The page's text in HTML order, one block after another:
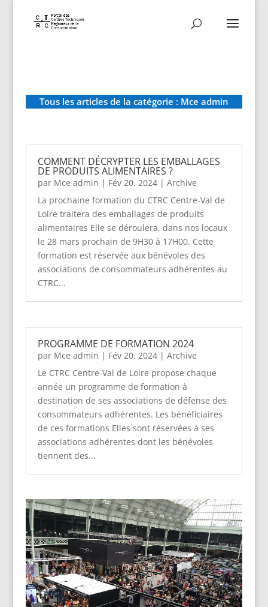
Tous les articles de la catégorie : Mce admin
COMMENT DÉCRYPTER LES EMBALLAGES
DE PRODUITS ALIMENTAIRES ?
par Mce admin | Fév 20, 2024| Archive
La prochaine formation du CTRC Centre-Val de
Loire traitera des emballages de produits
alimentaires Elle se déroulera, dans nos locaux
le 28 mars prochain de 9H30 à 17H00. Cette
formation est réservée aux bénévoles des
associations de consommateurs adhérentes au
CTRC...
PROGRAMME DE FORMATION 2024
par Mce admin | Fév 20, 2024| Archive
Le CTRC Centre-Val de Loire propose chaque
année un programme de formation à
destination de ses associations de défense des
consommateurs adhérentes. Les bénéficiaires
de ces formations Elles sont réservées à ses
associations adhérentes dont les bénévoles
tiennent des...